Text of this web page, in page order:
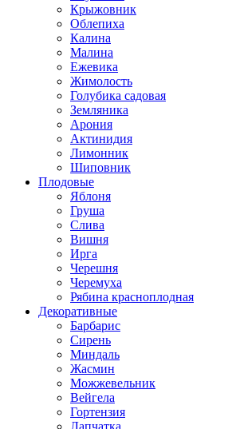
Крыжовник
Облепиха
Калина
Малина
Ежевика
Жимолость
Голубика садовая
Земляника
Арония
Актинидия
Лимонник
Шиповник
Плодовые
Яблоня
Груша
Слива
Вишня
Ирга
Черешня
Черемуха
Рябина красноплодная
Декоративные
Барбарис
Сирень
Миндаль
Жасмин
Можжевельник
Вейгела
Гортензия
Лапчатка